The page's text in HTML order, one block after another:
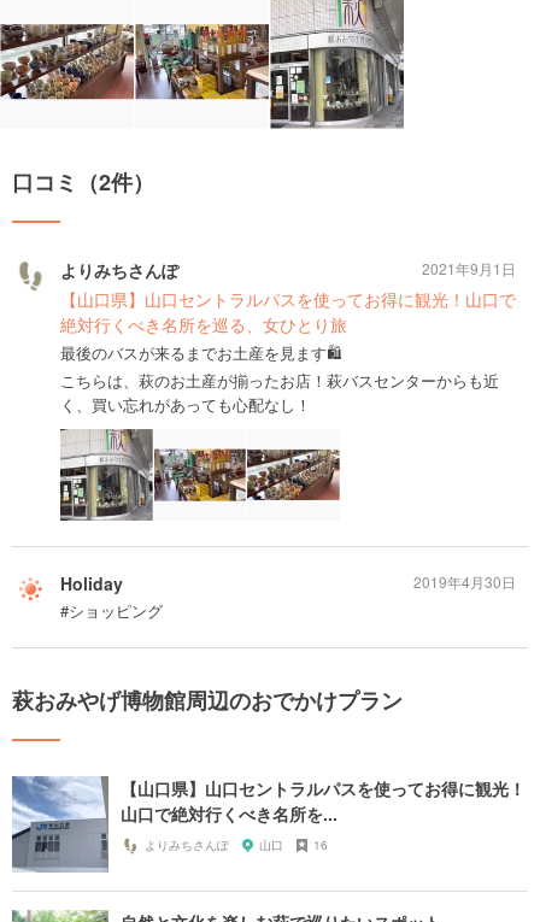
口コミ（2件）
よりみちさんぽ
【山口県】山口セントラルパスを使ってお得に観光！山口で
絶対行くべき名所を巡る、女ひとり旅
最後のバスが来るまでお土産を見ます🛍️
こちらは、萩のお土産が揃ったお店！萩バスセンターからも近
く、買い忘れがあっても心配なし！
2021年9月1日
Holiday
#ショッピング
2019年4月30日
萩おみやげ博物館周辺のおでかけプラン
【山口県】山口セントラルパスを使ってお得に観光！
山口で絶対行くべき名所を...
よりみちさんぽ 山口 16